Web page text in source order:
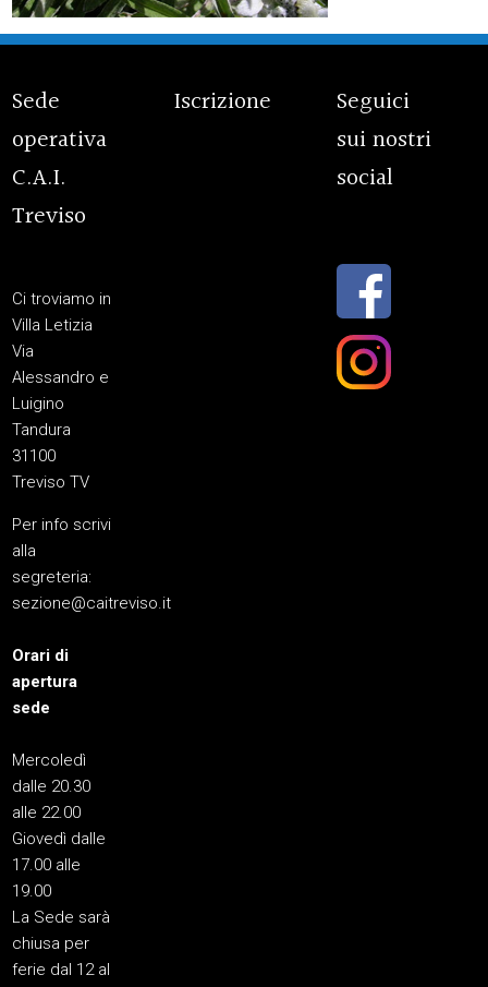
Sede
operativa
C.A.I.
Treviso
Ci troviamo in
Villa Letizia
Via
Alessandro e
Luigino
Tandura
31100
Treviso TV
Per info scrivi
alla
segreteria:
sezione@caitreviso.it
Orari di
apertura
sede
Mercoledì
dalle 20.30
alle 22.00
Giovedì dalle
17.00 alle
19.00
La Sede sarà
chiusa per
ferie dal 12 al
Iscrizione
Seguici
sui nostri
social